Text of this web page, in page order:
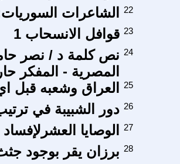
الشاعرات 22
قوافل الانسحاب 1 23
نص كلمة د / نصر
المصرية - المفكر
24
العراق وشعبه قبل 25
دور الشبيبة في 26
الوصايا العشرلإفساد 27
برزان يقر بوجود 28